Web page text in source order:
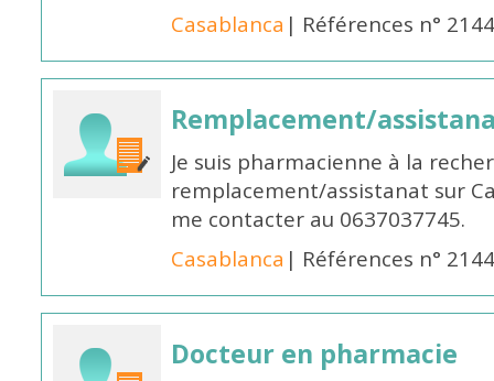
Casablanca | Références n°
Remplacement/
Je suis pharmacienne à la
remplacement/assistanat sur
me contacter au 0637037745.
Casablanca | Références n°
Docteur en pharmacie